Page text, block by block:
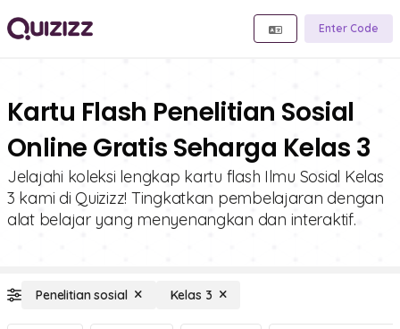
Enter Code
Kartu Flash Penelitian Sosial
Online Gratis Seharga Kelas 3
Jelajahi koleksi lengkap kartu flash Ilmu Sosial Kelas
3 kami di Quizizz! Tingkatkan pembelajaran dengan
alat belajar yang menyenangkan dan interaktif.
Penelitian sosial Kelas 3